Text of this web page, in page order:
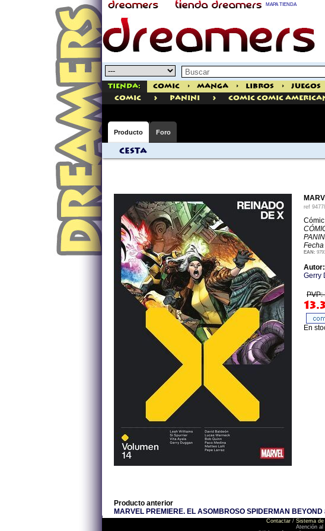
MAPA TIENDA
Tienda: Comic > Manga > Libros > Juegos
comic
> PANINI > Comic Comic
Producto Foro
Cesta
ref
EAN:
Autor:
Gerry
PVP:
En
Producto anterior
MARVEL PREMIERE. EL ASOMBROSO SPIDERMAN BEYOND
Contactar / Sistema
Atención al